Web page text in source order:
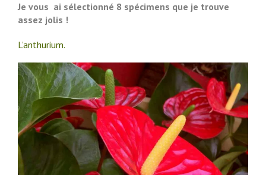
Je vous ai sélectionné 8 spécimens que je trouve
assez jolis !
L’anthurium.